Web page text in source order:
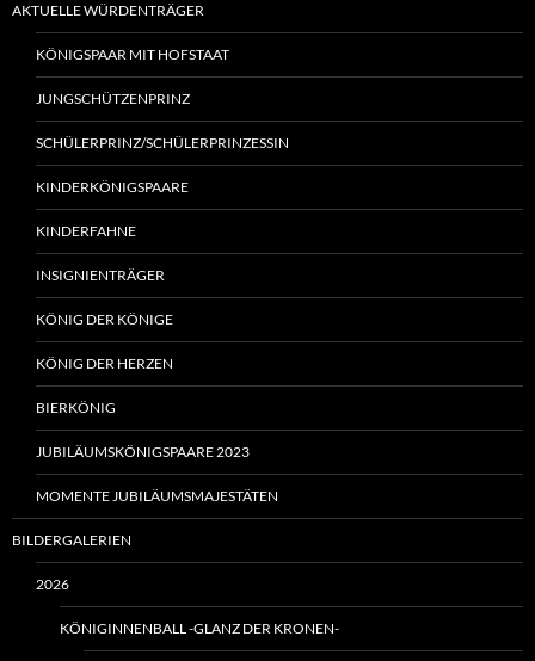
AKTUELLE WÜRDENTRÄGER
KÖNIGSPAAR MIT HOFSTAAT
JUNGSCHÜTZENPRINZ
SCHÜLERPRINZ/SCHÜLERPRINZESSIN
KINDERKÖNIGSPAARE
KINDERFAHNE
INSIGNIENTRÄGER
KÖNIG DER KÖNIGE
KÖNIG DER HERZEN
BIERKÖNIG
JUBILÄUMSKÖNIGSPAARE 2023
MOMENTE JUBILÄUMSMAJESTÄTEN
BILDERGALERIEN
2026
KÖNIGINNENBALL -GLANZ DER KRONEN-